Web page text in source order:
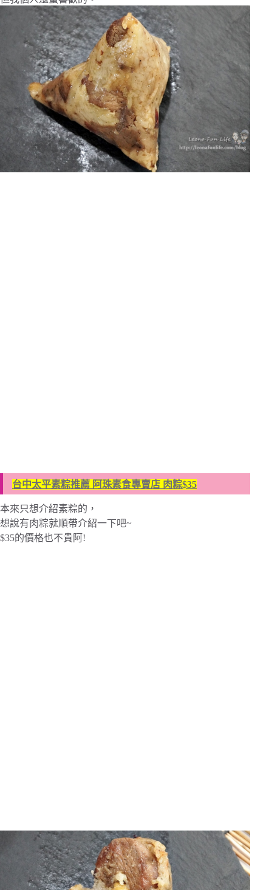
台中太平素粽推薦 阿珠素食專賣店 肉粽$35
本來只想介紹素粽的，
想說有肉粽就順帶介紹一下吧~
$35的價格也不貴阿!